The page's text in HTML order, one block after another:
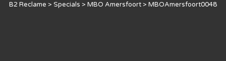
B2 Reclame > Specials > MBO Amersfoort> MBOAmersfoort0048